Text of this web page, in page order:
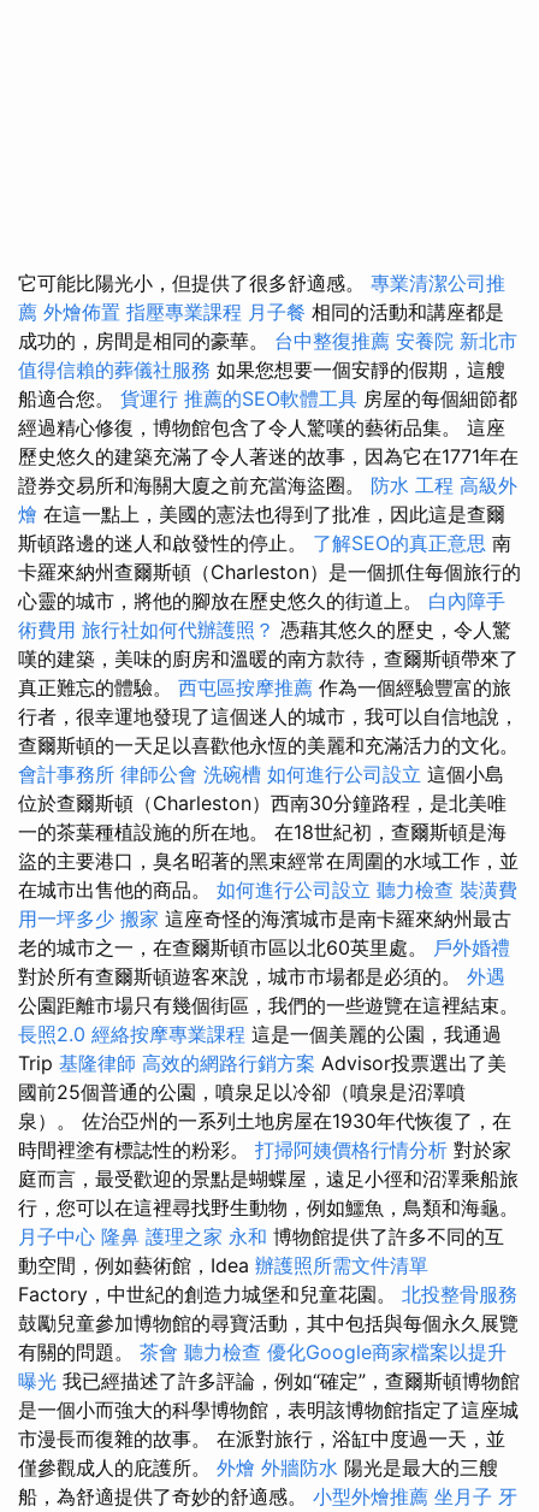
它可能比陽光小，但提供了很多舒適感。 專業清潔公司推
薦 外燴佈置 指壓專業課程 月子餐 相同的活動和講座都是
成功的，房間是相同的豪華。 台中整復推薦 安養院 新北市
值得信賴的葬儀社服務 如果您想要一個安靜的假期，這艘
船適合您。 貨運行 推薦的SEO軟體工具 房屋的每個細節都
經過精心修復，博物館包含了令人驚嘆的藝術品集。 這座
歷史悠久的建築充滿了令人著迷的故事，因為它在1771年在
證券交易所和海關大廈之前充當海盜圈。 防水 工程 高級外
燴 在這一點上，美國的憲法也得到了批准，因此這是查爾
斯頓路邊的迷人和啟發性的停止。 了解SEO的真正意思 南
卡羅來納州查爾斯頓（Charleston）是一個抓住每個旅行的
心靈的城市，將他的腳放在歷史悠久的街道上。 白內障手
術費用 旅行社如何代辦護照？ 憑藉其悠久的歷史，令人驚
嘆的建築，美味的廚房和溫暖的南方款待，查爾斯頓帶來了
真正難忘的體驗。 西屯區按摩推薦 作為一個經驗豐富的旅
行者，很幸運地發現了這個迷人的城市，我可以自信地說，
查爾斯頓的一天足以喜歡他永恆的美麗和充滿活力的文化。
會計事務所 律師公會 洗碗槽 如何進行公司設立 這個小島
位於查爾斯頓（Charleston）西南30分鐘路程，是北美唯
一的茶葉種植設施的所在地。 在18世紀初，查爾斯頓是海
盜的主要港口，臭名昭著的黑束經常在周圍的水域工作，並
在城市出售他的商品。 如何進行公司設立 聽力檢查 裝潢費
用一坪多少 搬家 這座奇怪的海濱城市是南卡羅來納州最古
老的城市之一，在查爾斯頓市區以北60英里處。 戶外婚禮
對於所有查爾斯頓遊客來說，城市市場都是必須的。 外遇
公園距離市場只有幾個街區，我們的一些遊覽在這裡結束。
長照2.0 經絡按摩專業課程 這是一個美麗的公園，我通過
Trip 基隆律師 高效的網路行銷方案 Advisor投票選出了美
國前25個普通的公園，噴泉足以冷卻（噴泉是沼澤噴
泉）。 佐治亞州的一系列土地房屋在1930年代恢復了，在
時間裡塗有標誌性的粉彩。 打掃阿姨價格行情分析 對於家
庭而言，最受歡迎的景點是蝴蝶屋，遠足小徑和沼澤乘船旅
行，您可以在這裡尋找野生動物，例如鱷魚，鳥類和海龜。
月子中心 隆鼻 護理之家 永和 博物館提供了許多不同的互
動空間，例如藝術館，Idea 辦護照所需文件清單
Factory，中世紀的創造力城堡和兒童花園。 北投整骨服務
鼓勵兒童參加博物館的尋寶活動，其中包括與每個永久展覽
有關的問題。 茶會 聽力檢查 優化Google商家檔案以提升
曝光 我已經描述了許多評論，例如“確定”，查爾斯頓博物館
是一個小而強大的科學博物館，表明該博物館指定了這座城
市漫長而復雜的故事。 在派對旅行，浴缸中度過一天，並
僅參觀成人的庇護所。 外燴 外牆防水 陽光是最大的三艘
船，為舒適提供了奇妙的舒適感。 小型外燴推薦 坐月子 牙